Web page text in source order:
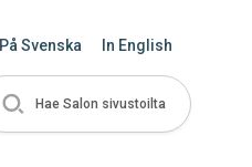
På Svenska In English
Hae Salon sivustoilta